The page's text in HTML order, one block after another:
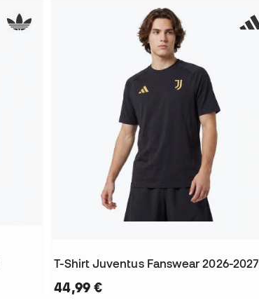
T-Shirt Juventus Fanswear 2026-2027
44,99 €